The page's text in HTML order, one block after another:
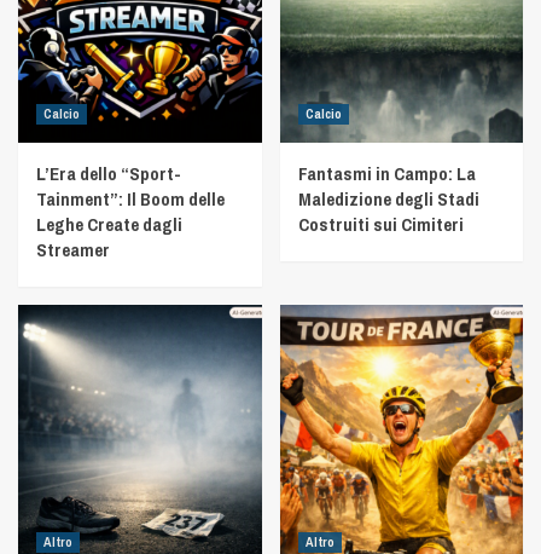
Calcio
L’Era dello “Sport-
Tainment”: Il Boom delle
Leghe Create dagli
Streamer
Calcio
Fantasmi in Campo: La
Maledizione degli Stadi
Costruiti sui Cimiteri
Altro Altro